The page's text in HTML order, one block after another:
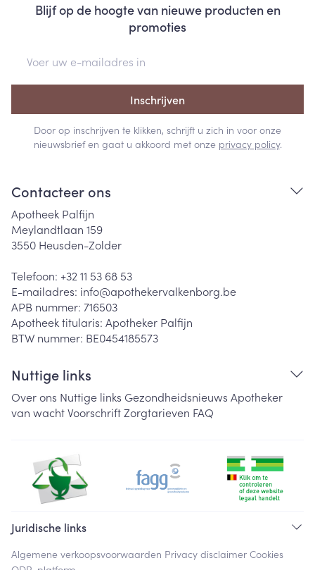
Blijf op de hoogte van nieuwe producten en
promoties
Inschrijven
Door op inschrijven te klikken, schrijft u zich in voor onze
nieuwsbrief en gaat u akkoord met onze privacy policy.
Contacteer ons
Apotheek Palfijn
Meylandtlaan 159
3550 Heusden-Zolder
Telefoon: +32 11 53 68 53
E-mailadres: info@apothekervalkenborg.be
APB nummer: 716503
Apotheek titularis: Apotheker Palfijn
BTW nummer: BE0454185573
Nuttige links
Over ons Nuttige links Gezondheidsnieuws Apotheker
van wachtVoorschriftZorgtarieven FAQ
Juridische links
Algemene verkoopsvoorwaarden Privacy disclaimer Cookies